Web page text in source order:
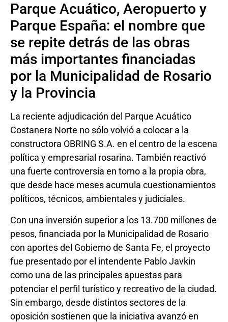
Parque Acuático, Aeropuerto y
Parque España: el nombre que
se repite detrás de las obras
más importantes financiadas
por la Municipalidad de Rosario
y la Provincia
La reciente adjudicación del Parque Acuático
Costanera Norte no sólo volvió a colocar a la
constructora OBRING S.A. en el centro de la escena
política y empresarial rosarina. También reactivó
una fuerte controversia en torno a la propia obra,
que desde hace meses acumula cuestionamientos
políticos, técnicos, ambientales y judiciales.
Con una inversión superior a los 13.700 millones de
pesos, financiada por la Municipalidad de Rosario
con aportes del Gobierno de Santa Fe, el proyecto
fue presentado por el intendente Pablo Javkin
como una de las principales apuestas para
potenciar el perfil turístico y recreativo de la ciudad.
Sin embargo, desde distintos sectores de la
oposición sostienen que la iniciativa avanzó en